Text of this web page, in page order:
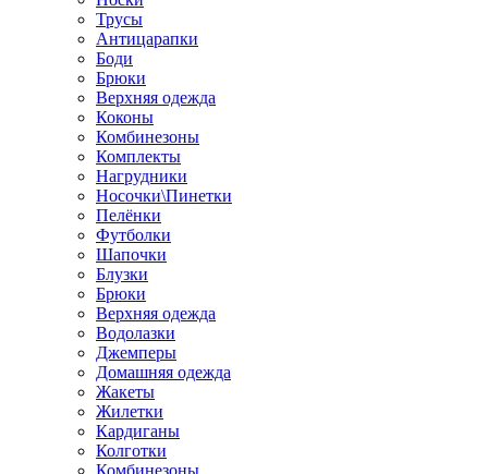
Трусы
Антицарапки
Боди
Брюки
Верхняя одежда
Коконы
Комбинезоны
Комплекты
Нагрудники
Носочки\Пинетки
Пелёнки
Футболки
Шапочки
Блузки
Брюки
Верхняя одежда
Водолазки
Джемперы
Домашняя одежда
Жакеты
Жилетки
Кардиганы
Колготки
Комбинезоны